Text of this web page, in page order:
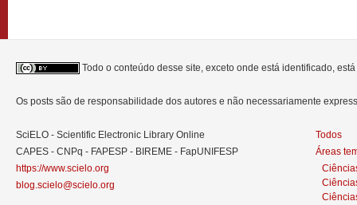
Todo o conteúdo desse site, exceto onde está identificado,
Os posts são de responsabilidade dos autores e não necessariamente
SciELO - Scientific Electronic Library Online
CAPES - CNPq - FAPESP - BIREME - FapUNIFESP
https://www.scielo.org
blog.scielo@scielo.org
Todos
Áreas